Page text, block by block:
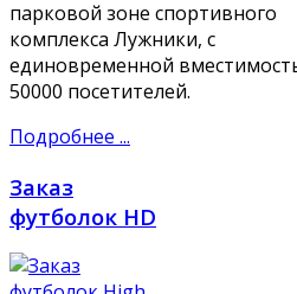
парковой зоне спортивного
комплекса Лужники, с
единовременной
50000 посетителей.
Подробнее ...
Заказ
футболок HD